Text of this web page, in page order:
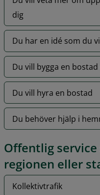
dig
Du har en idé som du
Du vill bygga en
Du vill hyra en bostad
Du behöver hjälp i
Offentlig
regionen eller
Kollektivtrafik